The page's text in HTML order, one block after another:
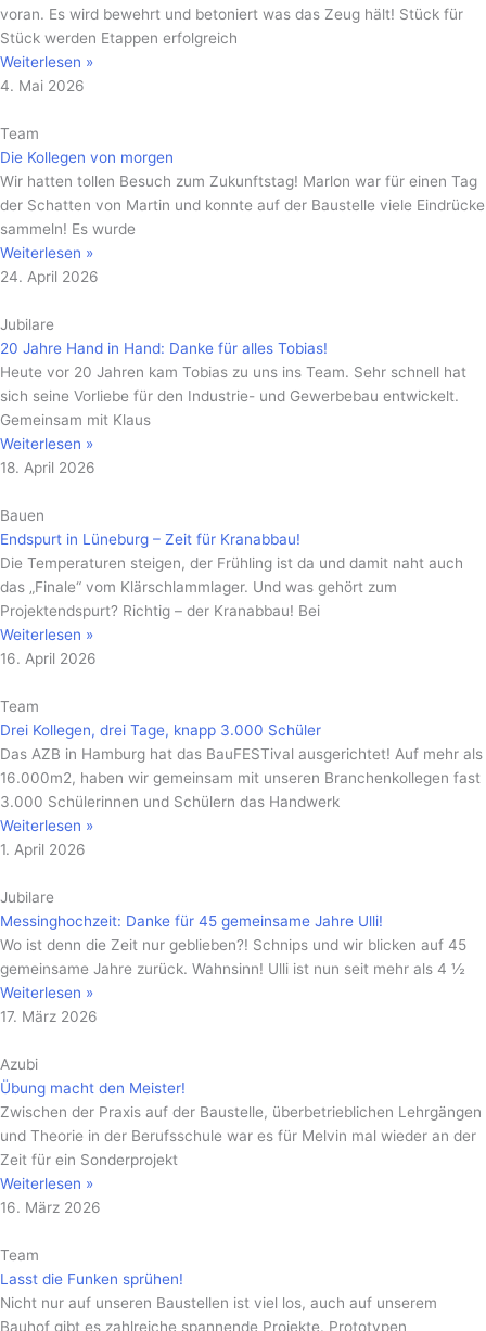
voran. Es wird bewehrt und betoniert was das Zeug hält! Stück für
Stück werden Etappen erfolgreich
Weiterlesen »
4. Mai 2026
Team
Die Kollegen von morgen
Wir hatten tollen Besuch zum Zukunftstag! Marlon war für einen Tag
der Schatten von Martin und konnte auf der Baustelle viele Eindrücke
sammeln! Es wurde
Weiterlesen »
24. April 2026
Jubilare
20 Jahre Hand in Hand: Danke für alles Tobias!
Heute vor 20 Jahren kam Tobias zu uns ins Team. Sehr schnell hat
sich seine Vorliebe für den Industrie- und Gewerbebau entwickelt.
Gemeinsam mit Klaus
Weiterlesen »
18. April 2026
Bauen
Endspurt in Lüneburg – Zeit für Kranabbau!
Die Temperaturen steigen, der Frühling ist da und damit naht auch
das „Finale“ vom Klärschlammlager. Und was gehört zum
Projektendspurt? Richtig – der Kranabbau! Bei
Weiterlesen »
16. April 2026
Team
Drei Kollegen, drei Tage, knapp 3.000 Schüler
Das AZB in Hamburg hat das BauFESTival ausgerichtet! Auf mehr als
16.000m2, haben wir gemeinsam mit unseren Branchenkollegen fast
3.000 Schülerinnen und Schülern das Handwerk
Weiterlesen »
1. April 2026
Jubilare
Messinghochzeit: Danke für 45 gemeinsame Jahre Ulli!
Wo ist denn die Zeit nur geblieben?! Schnips und wir blicken auf 45
gemeinsame Jahre zurück. Wahnsinn! Ulli ist nun seit mehr als 4 ½
Weiterlesen »
17. März 2026
Azubi
Übung macht den Meister!
Zwischen der Praxis auf der Baustelle, überbetrieblichen Lehrgängen
und Theorie in der Berufsschule war es für Melvin mal wieder an der
Zeit für ein Sonderprojekt
Weiterlesen »
16. März 2026
Team
Lasst die Funken sprühen!
Nicht nur auf unseren Baustellen ist viel los, auch auf unserem
Bauhof gibt es zahlreiche spannende Projekte. Prototypen